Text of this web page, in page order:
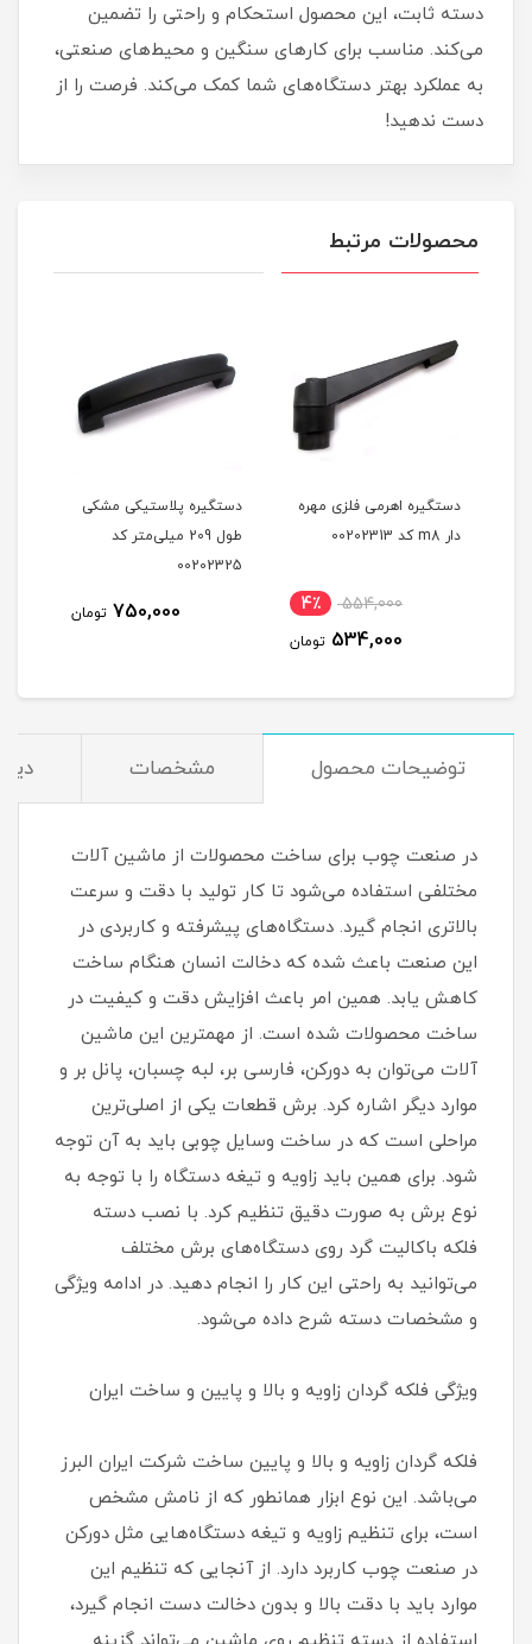
دسته ثابت، این محصول استحکام و راحتی را تضمین
می‌کند. مناسب برای کارهای سنگین و محیط‌های صنعتی،
به عملکرد بهتر دستگاه‌های شما کمک می‌کند. فرصت را از
دست ندهید!
محصولات مرتبط
دستگیره اهرمی فلزی مهره
دار m8 کد 00202313
554,000 4٪
534,000 تومان
دستگیره پلاستیکی مشکی
طول 209 میلی‌متر کد
00202325
750,000 تومان
توضیحات محصول مشخصات
در صنعت چوب برای ساخت محصولات از ماشین آلات
مختلفی استفاده می‌شود تا کار تولید با دقت و سرعت
بالاتری انجام گیرد. دستگاه‌های پیشرفته و کاربردی در
این صنعت باعث شده که دخالت انسان هنگام ساخت
کاهش یابد. همین امر باعث افزایش دقت و کیفیت در
ساخت محصولات شده است. از مهمترین این ماشین
آلات ‌می‌توان به دورکن، فارسی بر، لبه چسبان، پانل بر و
موارد دیگر اشاره کرد. برش قطعات یکی از اصلی‌ترین
مراحلی است که در ساخت وسایل چوبی باید به آن توجه
شود. برای همین باید زاویه و تیغه دستگاه را با توجه به
نوع برش به صورت دقیق تنظیم کرد. با نصب دسته
فلکه باکالیت گرد روی دستگاه‌های برش مختلف
می‌توانید به راحتی این کار را انجام دهید. در ادامه ویژگی
و مشخصات دسته شرح داده می‌شود.
ویژگی فلکه گردان زاویه و بالا و پایین و ساخت ایران
فلکه گردان زاویه و بالا و پایین ساخت شرکت ایران البرز
می‌باشد. این نوع ابزار همانطور که از نامش مشخص
است، برای تنظیم زاویه و تیغه دستگاه‌هایی مثل دورکن
در صنعت چوب کاربرد دارد. از آنجایی که تنظیم این
موارد باید با دقت بالا و بدون دخالت دست انجام گیرد،